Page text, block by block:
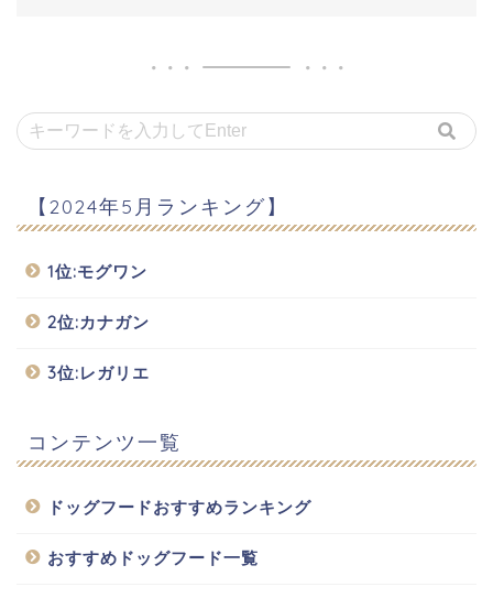
【2024年5月ランキング】
1位:モグワン
2位:カナガン
3位:レガリエ
コンテンツ一覧
ドッグフードおすすめランキング
おすすめドッグフード一覧